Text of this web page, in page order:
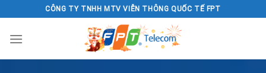
to
content
CÔNG TY TNHH MTV VIỄN THÔNG QUỐC TẾ FPT